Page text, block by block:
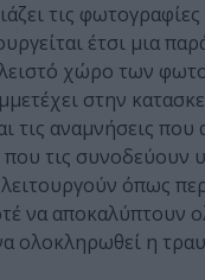
τις
έτσι μια
χώρο των
στην
τις αναμνήσεις
τις
όπως
να αποκαλύπτουν
ολοκληρωθεί η